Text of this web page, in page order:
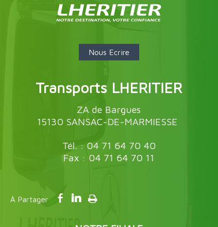
Nous Ecrire
Transports LHERITIER
ZA de Bargues
15130 SANSAC-DE-MARMIESSE
Tél. : 04 71 64 70 40
Fax : 04 71 64 70 11